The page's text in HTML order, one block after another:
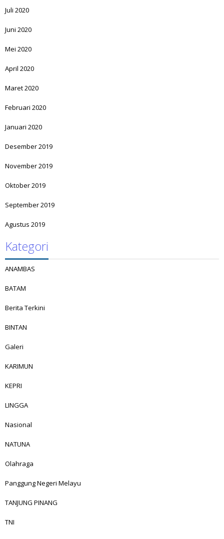
Juli 2020
Juni 2020
Mei 2020
April 2020
Maret 2020
Februari 2020
Januari 2020
Desember 2019
November 2019
Oktober 2019
September 2019
Agustus 2019
Kategori
ANAMBAS
BATAM
Berita Terkini
BINTAN
Galeri
KARIMUN
KEPRI
LINGGA
Nasional
NATUNA
Olahraga
Panggung Negeri Melayu
TANJUNG PINANG
TNI